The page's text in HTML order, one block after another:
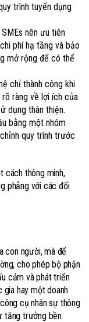
trình tuyển dụng
SMEs nên ưu tiên
phí hạ tầng và bảo
mở rộng để có thể
chỉ thành công khi
ràng về lợi ích của
dụng thân thiện.
bằng một nhóm
quy trình trước
cách thông minh,
phẳng với các đối
con người, mà để
cho phép bộ phận
cảm và phát triển
gia hay một doanh
cụ nhân sự thông
tăng trưởng bền